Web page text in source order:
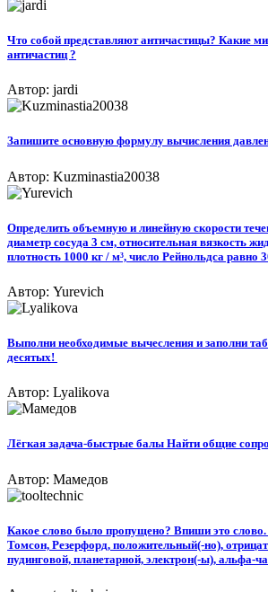
Что собой представляют античастицы? Какие
античастиц ?​
Автор: jardi
Запишите основную формулу вычисления
Автор: Kuzminastia20038
Определить объемную и линейную скорости
диаметр сосуда 3 см, относительная вязкость
плотность 1000 кг / м³, число Рейнольдса равно
Автор: Yurevich
Выполни необходимые вычесления и заполни
десятых! ​
Автор: Lyalikova
Лёгкая задача-быстрые балы Найти общие
Автор: Мамедов
Какое слово было пропущено? Впиши это
Томсон, Резерфорд, положительный(-но),
пудинговой, планетарной, электрон(-ы), альфа-